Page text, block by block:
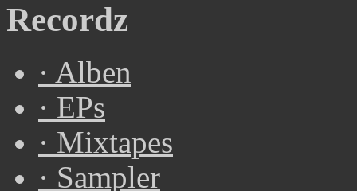
Recordz
· Alben
· EPs
· Mixtapes
· Sampler